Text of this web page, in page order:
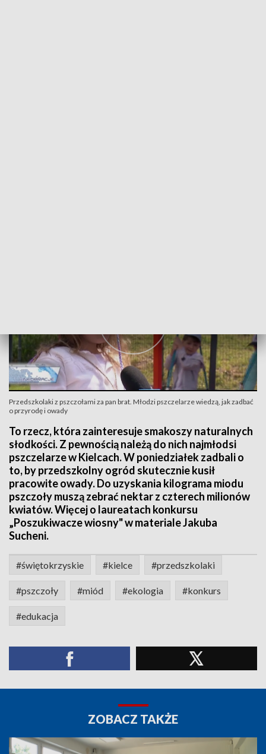
Przedszkolaki z pszczołami za pan brat. Młodzi pszczelarze wiedzą, jak zadbać
o przyrodę i owady
To rzecz, która zainteresuje smakoszy naturalnych
słodkości. Z pewnością należą do nich najmłodsi
pszczelarze w Kielcach. W poniedziałek zadbali o
to, by przedszkolny ogród skutecznie kusił
pracowite owady. Do uzyskania kilograma miodu
pszczoły muszą zebrać nektar z czterech milionów
kwiatów. Więcej o laureatach konkursu
„Poszukiwacze wiosny" w materiale Jakuba
Sucheni.
#świętokrzyskie #kielce #przedszkolaki
#pszczoły #miód #ekologia #konkurs
#edukacja
ZOBACZ TAKŻE